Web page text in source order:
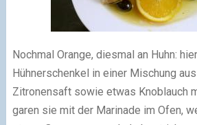
Nochmal Orange, diesmal an Huhn:
Hühnerschenkel in einer Mischung
Zitronensaft sowie etwas Knoblauch
garen sie mit der Marinade im Ofen,